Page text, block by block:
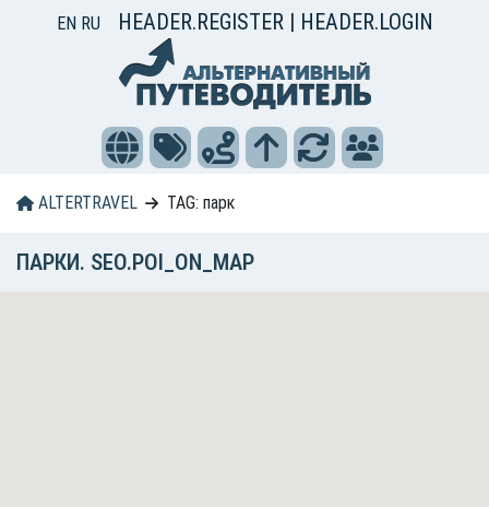
EN RU HEADER.REGISTER | HEADER.LOGIN
ALTERTRAVEL TAG: парк
ПАРКИ. SEO.POI_ON_MAP